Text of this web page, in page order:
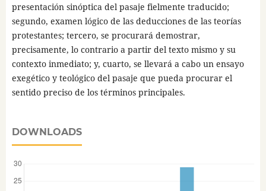
presentación sinóptica del pasaje fielmente traducido;
segundo, examen lógico de las deducciones de las teorías
protestantes; tercero, se procurará demostrar,
precisamente, lo contrario a partir del texto mismo y su
contexto inmediato; y, cuarto, se llevará a cabo un ensayo
exegético y teológico del pasaje que pueda procurar el
sentido preciso de los términos principales.
DOWNLOADS